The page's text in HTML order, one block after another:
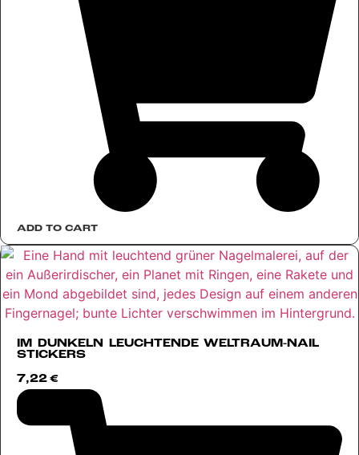
ADD TO CART
IM DUNKELN LEUCHTENDE WELTRAUM-NAIL
STICKERS
7,22 €